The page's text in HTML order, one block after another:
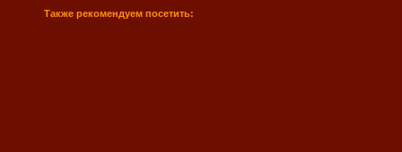
Также рекомендуем посетить: